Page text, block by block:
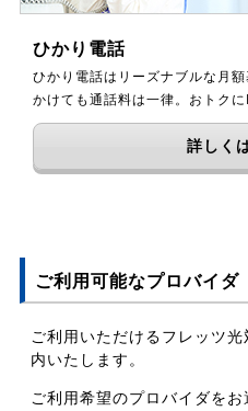
ひかり電話
ひかり電話はリーズナブルな月
かけても通話料は一律。おトク
詳しく
ご利用可能なプロバイダ
ご利用いただけるフレッツ
内いたします。
ご利用希望のプロバイダをお